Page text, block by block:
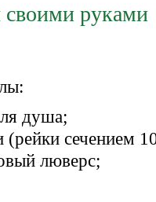
руками
душа;
сечением
люверс;